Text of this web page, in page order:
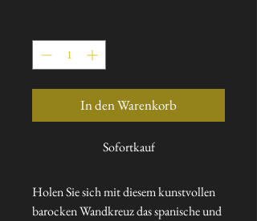
In den Warenkorb
Sofortkauf
Holen Sie sich mit diesem kunstvollen
barocken Wandkreuz das spanische und